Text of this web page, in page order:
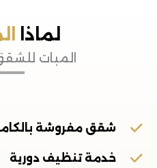
لماذا
المبات
شقق مفروشة
خدمة تنظيف دورية